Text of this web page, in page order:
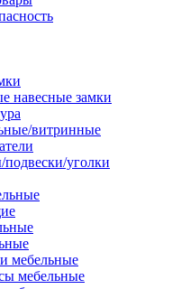
навесные замки
витринные
уголки
мебельные
мебельные